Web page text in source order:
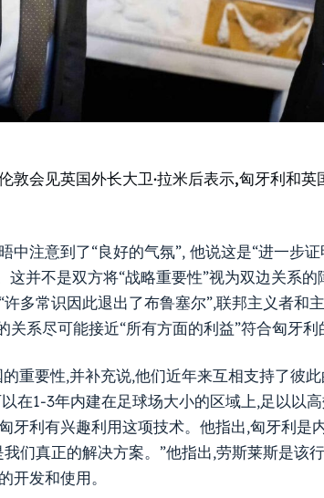
敦会见英国外长大卫·拉米后表示,匈牙利和
注意到了“良好的气氛”, 他说这是“进一步
并不是双方将“战略重要性”视为双边关系
多常识因此退出了布鲁塞尔”,联邦主义者和
系尽可能接近“所有方面的利益”符合匈牙利
重要性,并补充说,他们近年来互相支持了彼
在1-3年内建在足球场大小的区域上,足以以
牙利有兴趣利用这项技术。他指出,匈牙利是
们真正的解决方案。”他指出,劳斯莱斯是该
开发和使用。